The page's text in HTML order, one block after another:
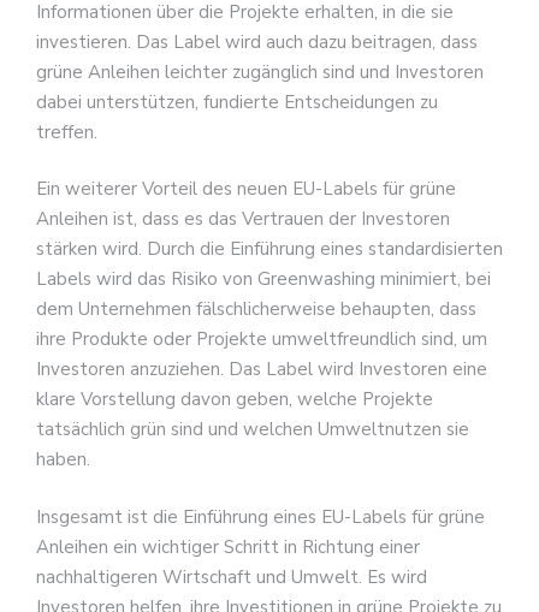
Informationen über die Projekte erhalten, in die sie
investieren. Das Label wird auch dazu beitragen, dass
grüne Anleihen leichter zugänglich sind und Investoren
dabei unterstützen, fundierte Entscheidungen zu
treffen.
Ein weiterer Vorteil des neuen EU-Labels für grüne
Anleihen ist, dass es das Vertrauen der Investoren
stärken wird. Durch die Einführung eines standardisierten
Labels wird das Risiko von Greenwashing minimiert, bei
dem Unternehmen fälschlicherweise behaupten, dass
ihre Produkte oder Projekte umweltfreundlich sind, um
Investoren anzuziehen. Das Label wird Investoren eine
klare Vorstellung davon geben, welche Projekte
tatsächlich grün sind und welchen Umweltnutzen sie
haben.
Insgesamt ist die Einführung eines EU-Labels für grüne
Anleihen ein wichtiger Schritt in Richtung einer
nachhaltigeren Wirtschaft und Umwelt. Es wird
Investoren helfen, ihre Investitionen in grüne Projekte zu